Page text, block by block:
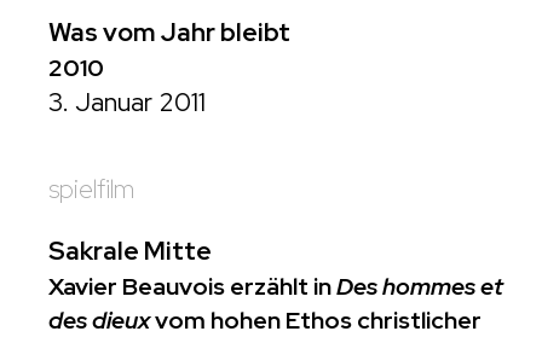
Was vom Jahr bleibt
2010
3. Januar 2011
spielfilm
Sakrale Mitte
Xavier Beauvois erzählt inDes hommes et
des dieuxvom hohen Ethos christlicher